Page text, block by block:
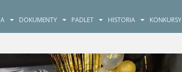
DOKUMENTY PADLET HISTORIA KONKURSY